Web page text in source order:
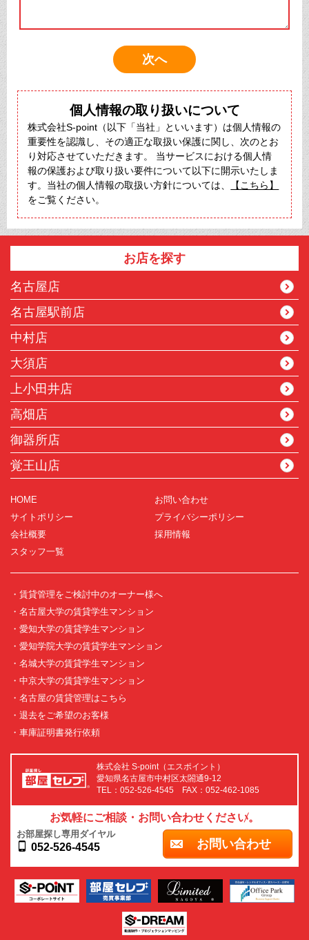
個人情報の取り扱いについて
株式会社S-point（以下「当社」といいます）は個人情報の
重要性を認識し、その適正な取扱い保護に関し、次のとお
り対応させていただきます。 当サービスにおける個人情
報の保護および取り扱い要件について以下に開示いたしま
す。当社の個人情報の取扱い方針については、
【こちら】
をご覧ください。
お店を探す
名古屋店
名古屋駅前店
中村店
大須店
上小田井店
高畑店
御器所店
覚王山店
HOME
お問い合わせ
サイトポリシー
プライバシーポリシー
会社概要
採用情報
スタッフ一覧
・賃貸管理をご検討中のオーナー様へ
・名古屋大学の賃貸学生マンション
・愛知大学の賃貸学生マンション
・愛知学院大学の賃貸学生マンション
・名城大学の賃貸学生マンション
・中京大学の賃貸学生マンション
・名古屋の賃貸管理はこちら
・退去をご希望のお客様
・車庫証明書発行依頼
株式会社 S-point（エスポイント）
愛知県名古屋市中村区太閤通9-12
TEL：052-526-4545 FAX：052-462-1085
お気軽にご相談・お問い合わせください。
お部屋探し専用ダイヤル
052-526-4545 お問い合わせ